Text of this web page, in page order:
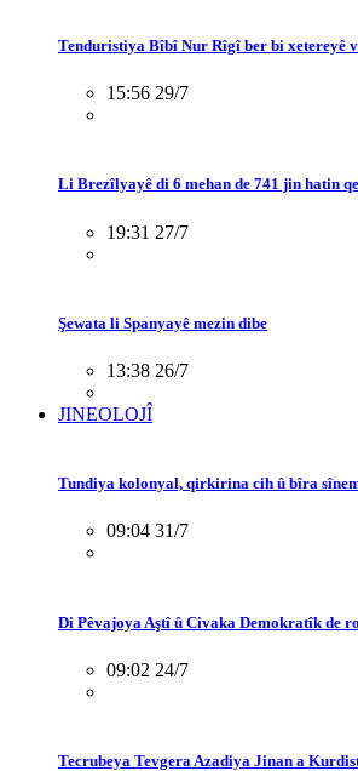
Tenduristiya Bîbî Nur Rîgî ber bi xetereyê
15:56 29/7
Li Brezîlyayê di 6 mehan de 741 jin hatin
19:31 27/7
Şewata li Spanyayê mezin dibe
13:38 26/7
JINEOLOJÎ
Tundiya kolonyal, qirkirina cih û bîra
09:04 31/7
Di Pêvajoya Aştî û Civaka Demokratîk de
09:02 24/7
Tecrubeya Tevgera Azadiya Jinan a